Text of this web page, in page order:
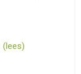
(lees)